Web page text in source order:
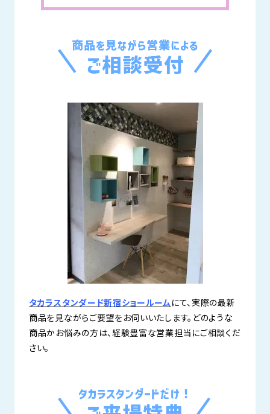
タカラスタンダード新宿ショールームにて、実際の最新
商品を見ながらご要望をお伺いいたします。どのような
商品かお悩みの方は、経験豊富な営業担当にご相談くだ
さい。